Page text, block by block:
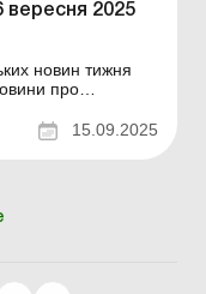
2025
вдома: куди
15.09.2025